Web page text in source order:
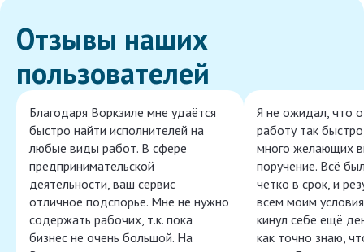
Отзывы наших
пользователей
Благодаря Воркзиле мне удаётся
быстро найти исполнителей на
любые виды работ. В сфере
предпринимательской
деятельности, ваш сервис
отличное подспорье. Мне не нужно
содержать рабочих, т.к. пока
бизнес не очень большой. На
Я не ожидал, что
работу так
много желающих
поручение. Всё
чётко в срок, и
всем моим
кинул себе ещё
как точно знаю,